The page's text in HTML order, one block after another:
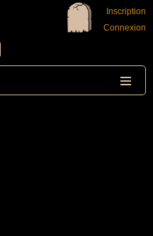
Inscription
Connexion